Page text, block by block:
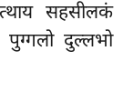
सहसीलकं
पुग्गलो दुल्लभो